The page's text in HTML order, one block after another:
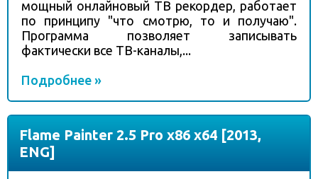
мощный онлайновый ТВ рекордер, работает
по принципу "что смотрю, то и получаю".
Программа позволяет записывать
фактически все ТВ-каналы,...
Подробнее »
Flame Painter 2.5 Pro x86 x64 [2013,
ENG]